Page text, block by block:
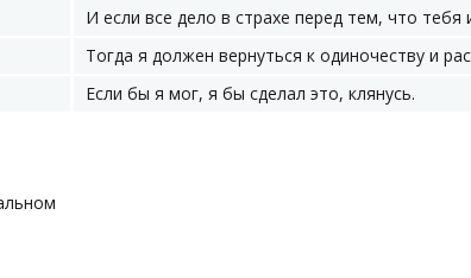
И если все дело в страхе перед тем, что тебя
Тогда я должен вернуться к одиночеству и
Если бы я мог, я бы сделал это, клянусь.